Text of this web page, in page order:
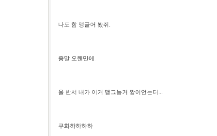
나도 함 맹글어 봤쥐.
증말 오랜만에.
울 반서 내가 이거 맹그능거 짱이언는디...
쿠화하하하하